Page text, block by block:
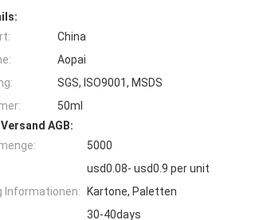
China
Aopai
SGS, ISO9001, MSDS
50ml
AGB:
5000
usd0.08- usd0.9 per unit
Informationen:
Kartone, Paletten
30-40days